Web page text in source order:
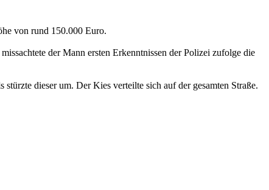
von rund 150.000 Euro.
der Mann ersten Erkenntnissen der Polizei zufolge die
dieser um. Der Kies verteilte sich auf der gesamten Straße.